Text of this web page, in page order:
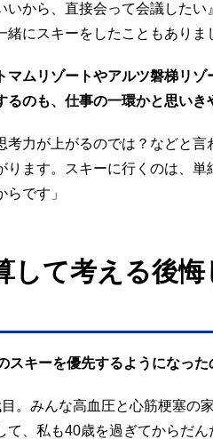
いから、直接会って会議した
緒にスキーをしたこともありま
マムリゾートやアルツ磐梯リゾ
るのも、仕事の一環かと思いき
考力が上がるのでは？などと
ります。スキーに行くのは、
です」
して考える後
スキーを優先するようになった
目。みんな高血圧と心筋梗塞の
て、私も40歳を過ぎてからだ